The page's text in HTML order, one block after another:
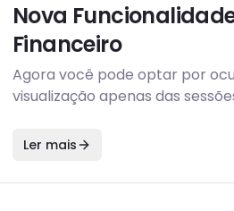
Nova
Financeiro
Agora você pode optar por
visualização apenas das
Ler mais